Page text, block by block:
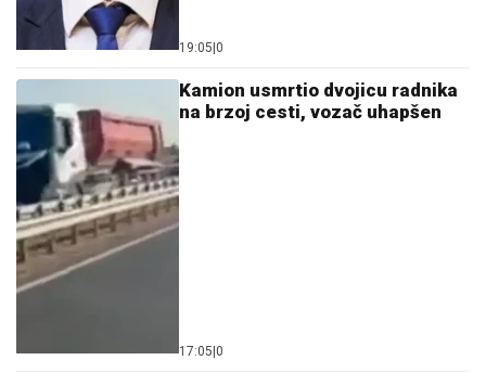
19:05 0
Kamion usmrtio dvojicu radnika
na brzoj cesti, vozač uhapšen
17:05 0